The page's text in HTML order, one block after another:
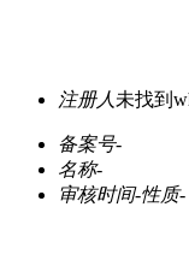
注册人 未找到
备案号-
名称-
审核时间-性质-